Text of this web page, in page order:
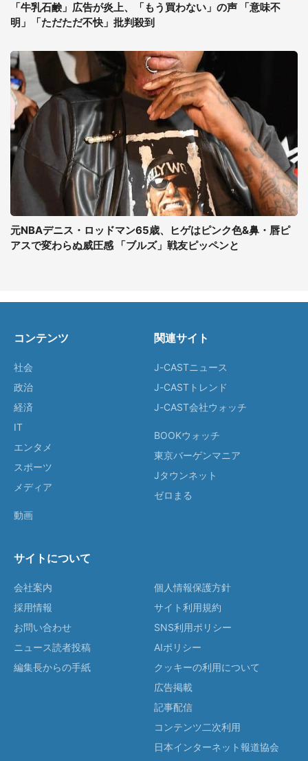
「牛乳石鹸」広告が炎上、「もう買わない」の声 「意味不
明」「ただただ不快」批判殺到
元NBAデニス・ロッドマン65歳、ヒゲはピンク色&鼻・唇ピ
アスで変わらぬ威圧感 「ブルズ」戦友ピッペンと
コンテンツ
社会
政治
経済
IT
エンタメ
スポーツ
メディア
動画
関連サイト
J-CASTニュース
J-CASTトレンド
J-CAST会社ウォッチ
BOOKウォッチ
東京バーゲンマニア
Jタウンネット
ゼロまる
サイトについて
会社案内
採用情報
お問い合わせ
ニュース読者投稿
編集長からの手紙
個人情報保護方針
サイト利用規約
SNS利用ポリシー
AIポリシー
クッキーの利用について
広告掲載
記事配信
コンテンツ二次利用
日本インターネット報道協会